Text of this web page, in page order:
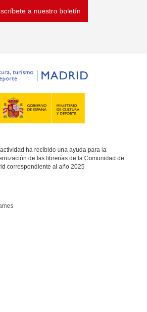
a nuestro boletín
ha recibido una ayuda para la
de las librerías de la Comunidad de
correspondiente al año 2025